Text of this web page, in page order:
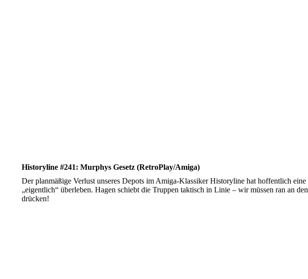
Historyline #241: Murphys Gesetz (RetroPlay/Amiga)
Der planmäßige Verlust unseres Depots im Amiga-Klassiker Historyline hat hoffentlich
„eigentlich“ überleben. Hagen schiebt die Truppen taktisch in Linie – wir müssen ran an
drücken!